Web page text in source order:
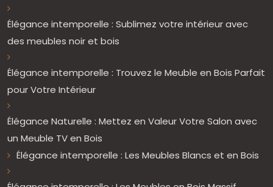
Élégance intemporelle : Sublimez votre intérieur avec
des meubles noir et bois
Élégance intemporelle : Trouvez le Meuble en Bois Parfait
pour Votre Intérieur
Élégance Naturelle : Mettez en Valeur Votre Salon avec
un Meuble TV en Bois
Élégance intemporelle : Les Meubles Blancs et en Bois